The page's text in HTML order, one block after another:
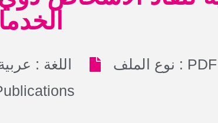
اللغة :
نوع الملف : PDF